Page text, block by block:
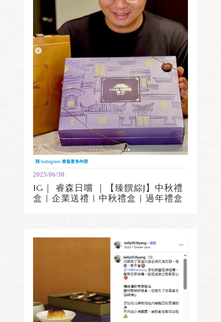
2025/06/30
IG｜ 睿森日嚐 ｜【臻饌綜J】中秋禮
盒｜企業送禮｜中秋禮盒｜過年禮盒